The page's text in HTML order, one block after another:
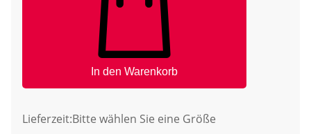
In den Warenkorb
Lieferzeit:Bitte wählen Sie eine Größe